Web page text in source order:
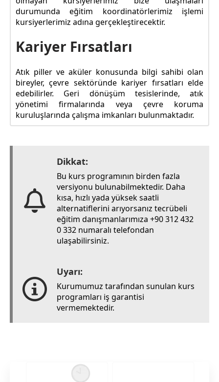
durumunda eğitim koordinatörlerimiz işlemi
kursiyerlerimiz adına gerçekleştirecektir.
Kariyer Fırsatları
Atık piller ve aküler konusunda bilgi sahibi olan
bireyler, çevre sektöründe kariyer fırsatları elde
edebilirler. Geri dönüşüm tesislerinde, atık
yönetimi firmalarında veya çevre koruma
kuruluşlarında çalışma imkanları bulunmaktadır.
Dikkat:
Bu kurs programının birden fazla
versiyonu bulunabilmektedir. Daha
kısa, hızlı yada yüksek saatli
alternatiflerini arıyorsanız tecrübeli
eğitim danışmanlarımıza +90 312 432
0 332 numaralı telefondan
ulaşabilirsiniz.
Uyarı:
Kurumumuz tarafından sunulan kurs
programları iş garantisi
vermemektedir.